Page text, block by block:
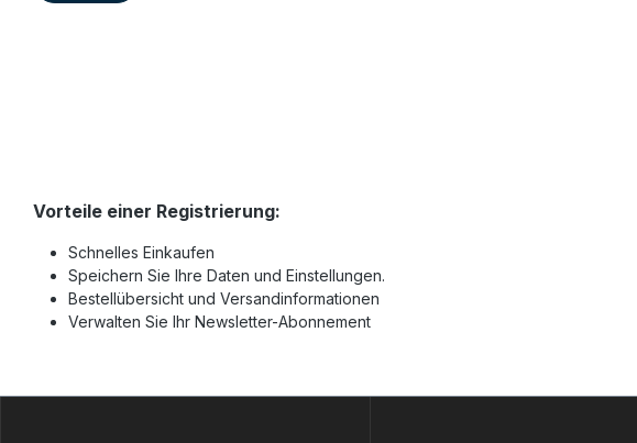
Vorteile einer Registrierung:
Schnelles Einkaufen
Speichern Sie Ihre Daten und Einstellungen.
Bestellübersicht und Versandinformationen
Verwalten Sie Ihr Newsletter-Abonnement